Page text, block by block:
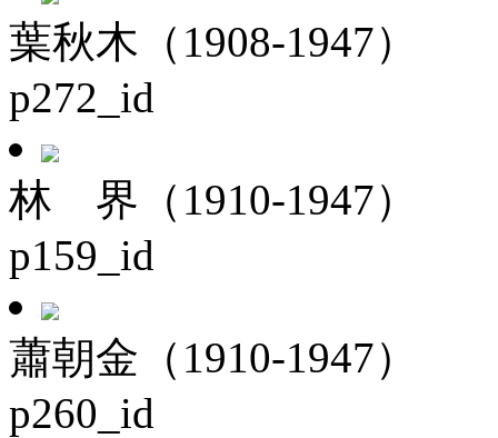
葉秋木（1908-1947）
p272_id
林 界（1910-1947）
p159_id
蕭朝金（1910-1947）
p260_id